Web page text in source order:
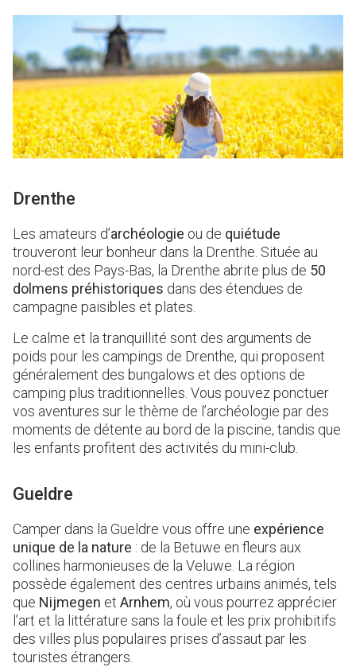
Drenthe
Les amateurs d’archéologie ou de quiétude
trouveront leur bonheur dans la Drenthe. Située au
nord-est des Pays-Bas, la Drenthe abrite plus de 50
dolmens préhistoriques dans des étendues de
campagne paisibles et plates.
Le calme et la tranquillité sont des arguments de
poids pour les campings de Drenthe, qui proposent
généralement des bungalows et des options de
camping plus traditionnelles. Vous pouvez ponctuer
vos aventures sur le thème de l’archéologie par des
moments de détente au bord de la piscine, tandis que
les enfants profitent des activités du mini-club.
Gueldre
Camper dans la Gueldre vous offre une expérience
unique de la nature : de la Betuwe en fleurs aux
collines harmonieuses de la Veluwe. La région
possède également des centres urbains animés, tels
que Nijmegen et Arnhem, où vous pourrez apprécier
l’art et la littérature sans la foule et les prix prohibitifs
des villes plus populaires prises d’assaut par les
touristes étrangers.